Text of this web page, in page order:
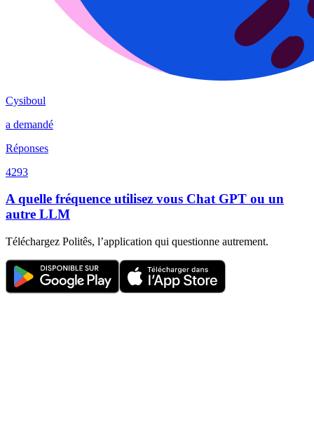
Cysiboul
a demandé
Réponses
4293
A quelle fréquence utilisez vous Chat GPT ou un
autre LLM
Téléchargez Politês, l’application qui questionne autrement.